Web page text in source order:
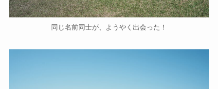
同じ名前同士が、ようやく出会った！